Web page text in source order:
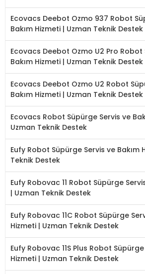
Ecovacs Deebot Ozmo 937 Robot
Bakım Hizmeti | Uzman Teknik Destek
Ecovacs Deebot Ozmo U2 Pro Robot
Bakım Hizmeti | Uzman Teknik Destek
Ecovacs Deebot Ozmo U2 Robot
Bakım Hizmeti | Uzman Teknik Destek
Ecovacs Robot Süpürge Servis ve
Uzman Teknik Destek
Eufy Robot Süpürge Servis ve Bakım
Teknik Destek
Eufy Robovac 11 Robot Süpürge
| Uzman Teknik Destek
Eufy Robovac 11C Robot Süpürge
Hizmeti | Uzman Teknik Destek
Eufy Robovac 11S Plus Robot
Hizmeti | Uzman Teknik Destek